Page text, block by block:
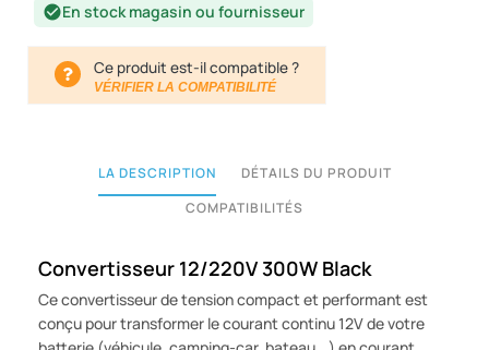
check_circleEn stock magasin ou fournisseur
Ce produit est-il compatible ?
VÉRIFIER LA COMPATIBILITÉ
LA DESCRIPTION
DÉTAILS DU PRODUIT
COMPATIBILITÉS
Convertisseur 12/220V 300W Black
Ce convertisseur de tension compact et performant est
conçu pour transformer le courant continu 12V de votre